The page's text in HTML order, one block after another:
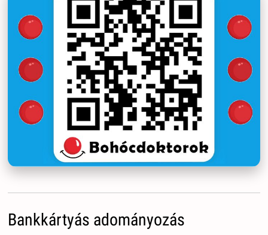
Bankkártyás adományozás